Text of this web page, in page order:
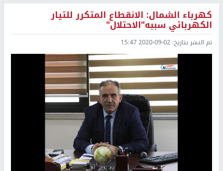
كهرباء الشمال: الانقطاع المتكرر للتيار
الكهربائي سببه"الاحتلال"
تم النشر بتاريخ: 2020-09-02 15:47